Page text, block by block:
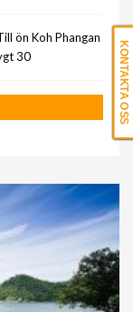
ön Koh Phangan
30
KONTAKTA OSS